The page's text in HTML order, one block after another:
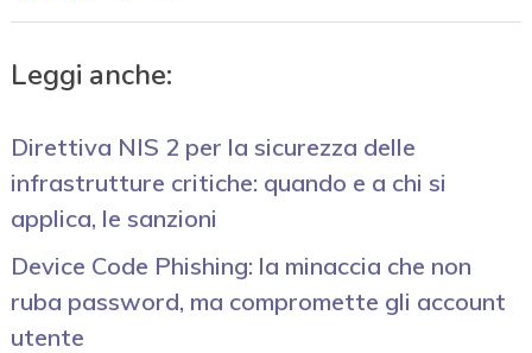
Leggi anche:
Direttiva NIS 2 per la sicurezza delle
infrastrutture critiche: quando e a chi si
applica, le sanzioni
Device Code Phishing: la minaccia che non
ruba password, ma compromette gli account
utente